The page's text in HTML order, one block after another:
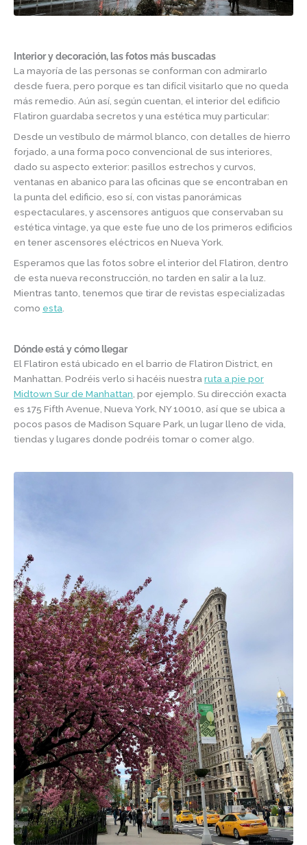
Interior y decoración, las fotos más buscadas
La mayoría de las personas se conforman con admirarlo
desde fuera, pero porque es tan difícil visitarlo que no queda
más remedio. Aún así, según cuentan, el interior del edificio
Flatiron guardaba secretos y una estética muy particular:
Desde un vestíbulo de mármol blanco, con detalles de hierro
forjado, a una forma poco convencional de sus interiores,
dado su aspecto exterior: pasillos estrechos y curvos,
ventanas en abanico para las oficinas que se encontraban en
la punta del edificio, eso sí, con vistas panorámicas
espectaculares, y ascensores antiguos que conservaban su
estética vintage, ya que este fue uno de los primeros edificios
en tener ascensores eléctricos en Nueva York.
Esperamos que las fotos sobre el interior del Flatiron, dentro
de esta nueva reconstrucción, no tarden en salir a la luz.
Mientras tanto, tenemos que tirar de revistas especializadas
como esta
Dónde está y cómo llegar
El Flatiron está ubicado en el barrio de Flatiron District, en
Manhattan. Podréis verlo si hacéis nuestra ruta a pie por
Midtown Sur de Manhattan , por ejemplo. Su dirección exacta
es 175 Fifth Avenue, Nueva York, NY 10010, así que se ubica a
pocos pasos de Madison Square Park, un lugar lleno de vida,
tiendas y lugares donde podréis tomar o comer algo.